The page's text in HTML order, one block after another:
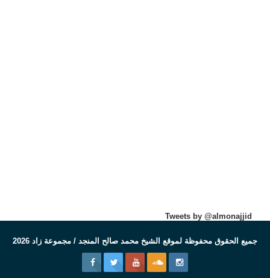
Tweets by @almonajjid
جميع الحقوق محفوظة لموقع الشيخ محمد صالح المنجد / مجموعة زاد 2026